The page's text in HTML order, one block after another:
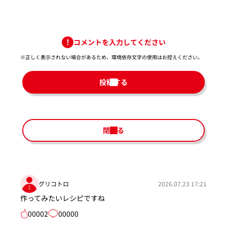
コメントを入力してください
※正しく表示されない場合があるため、環境依存文字の使用はお控えください。​
投稿する
閉じる
グリコトロ 2026.07.23 17:21
作ってみたいレシピですね
00002
00000